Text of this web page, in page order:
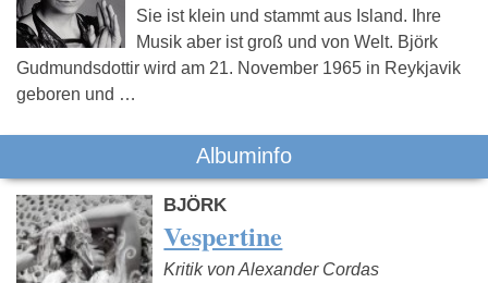
Sie ist klein und stammt aus Island. Ihre
Musik aber ist groß und von Welt. Björk
Gudmundsdottir wird am 21. November 1965 in Reykjavik
geboren und …
Albuminfo
BJÖRK
Vespertine
Kritik von Alexander Cordas